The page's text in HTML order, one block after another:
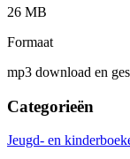
26 MB
Formaat
mp3 download en
Categorieën
Jeugd- en